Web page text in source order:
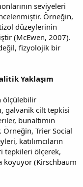
seviyeleri
Örneğin,
düzeylerinin
(McEwen, 2007).
fizyolojik bir
Yaklaşım
ölçülebilir
galvanik cilt tepkisi
bunaltımın
Örneğin, Trier Social
katılımcıların
tepkileri ölçerek,
koyuyor (Kirschbaum